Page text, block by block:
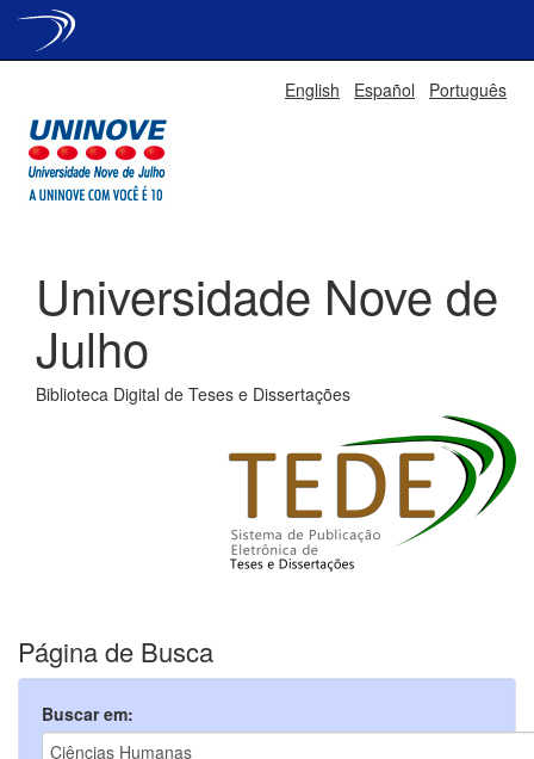
English Español Português
Universidade Nove de
Julho
Biblioteca Digital de Teses e Dissertações
Página de Busca
Buscar em: